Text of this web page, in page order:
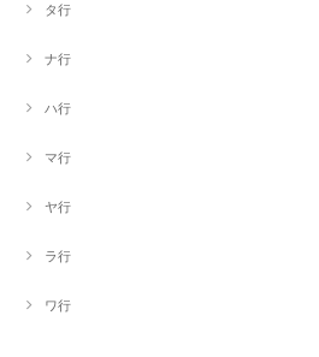
タ行
ナ行
ハ行
マ行
ヤ行
ラ行
ワ行